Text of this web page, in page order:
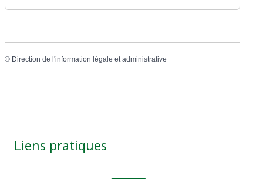
© Direction de l'information légale et administrative
Liens pratiques